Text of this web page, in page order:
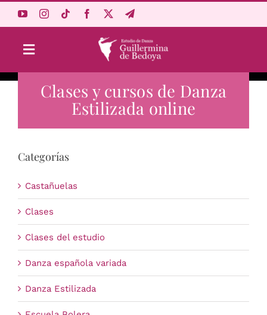
Toggle
Navigation
Aprende Online
Estudio
Carrito
Clases y cursos de Danza
Estilizada online
Categorías
Castañuelas
Clases
Clases del estudio
Danza española variada
Danza Estilizada